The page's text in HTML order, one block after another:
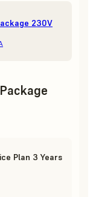
230V
Plan 3 Years